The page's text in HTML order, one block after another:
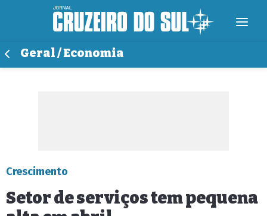
Geral / Economia
Crescimento
Setor de serviços tem pequena